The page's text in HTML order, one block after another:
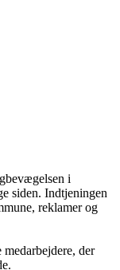
i
siden. Indtjeningen
reklamer og
der